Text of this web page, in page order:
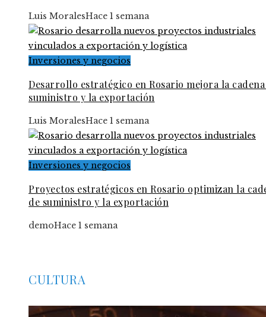
Luis MoralesHace 1 semana
Inversiones y negocios
Desarrollo estratégico en Rosario mejora la
suministro y la exportación
Luis MoralesHace 1 semana
Inversiones y negocios
Proyectos estratégicos en Rosario optimizan la
de suministro y la exportación
demoHace 1 semana
CULTURA